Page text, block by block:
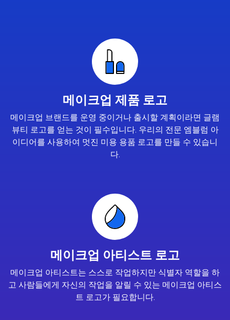
메이크업 제품 로고
메이크업 브랜드를 운영 중이거나 출시할 계획이라면 글램
뷰티 로고를 얻는 것이 필수입니다. 우리의 전문 엠블럼 아
이디어를 사용하여 멋진 미용 용품 로고를 만들 수 있습니
다.
메이크업 아티스트 로고
메이크업 아티스트는 스스로 작업하지만 식별자 역할을 하
고 사람들에게 자신의 작업을 알릴 수 있는 메이크업 아티스
트 로고가 필요합니다.